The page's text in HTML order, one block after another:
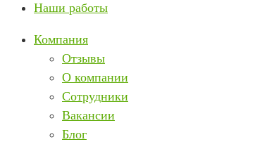
Наши работы
Компания
Отзывы
О компании
Сотрудники
Вакансии
Блог